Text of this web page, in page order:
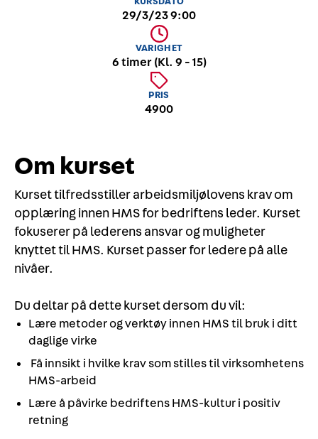
29/3/23 9:00
VARIGHET
6 timer (Kl. 9 - 15)
PRIS
4900
Om kurset
Kurset tilfredsstiller arbeidsmiljølovens krav om
opplæring innen HMS for bedriftens leder. Kurset
fokuserer på lederens ansvar og muligheter
knyttet til HMS. Kurset passer for ledere på alle
nivåer.
Du deltar på dette kurset dersom du vil:
Lære metoder og verktøy innen HMS til bruk i ditt
daglige virke
Få innsikt i hvilke krav som stilles til virksomhetens
HMS-arbeid
Lære å påvirke bedriftens HMS-kultur i positiv
retning